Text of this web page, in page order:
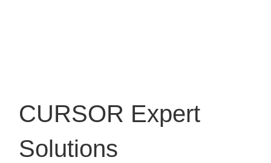
CURSOR Expert
Solutions